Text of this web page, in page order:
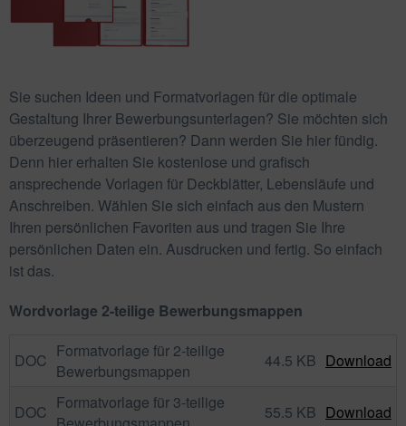
Sie suchen Ideen und Formatvorlagen für die optimale
Gestaltung Ihrer Bewerbungsunterlagen? Sie möchten sich
überzeugend präsentieren? Dann werden Sie hier fündig.
Denn hier erhalten Sie kostenlose und grafisch
ansprechende Vorlagen für Deckblätter, Lebensläufe und
Anschreiben. Wählen Sie sich einfach aus den Mustern
Ihren persönlichen Favoriten aus und tragen Sie Ihre
persönlichen Daten ein. Ausdrucken und fertig. So einfach
ist das.
Wordvorlage 2-teilige Bewerbungsmappen
DOC Formatvorlage für 2-teilige
Bewerbungsmappen
44.5 KB Download
DOC Formatvorlage für 3-teilige
55.5 KB Download